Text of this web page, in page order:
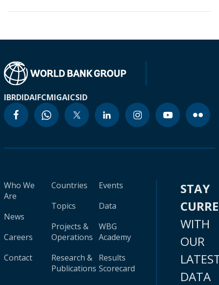
IBRDIDAIFCMIGAICSID
Who We
Are
News
Careers
Contact
Countries
Topics
Projects &
Operations
Research &
Publications
Events
Data
WBG
Academy
Results
Scorecard
STAY
WITH
OUR
DATA